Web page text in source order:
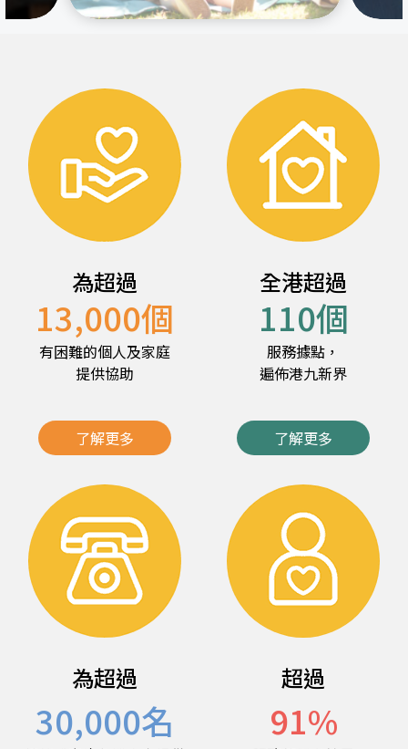
為超過
13,000個
有困難的個人及家庭
提供協助
了解更多
全港超過
110個
服務據點，
遍佈港九新界
了解更多
為超過
30,000名
超過
91%